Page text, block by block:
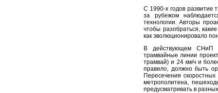
С 1990-х годов развитие
за рубежом
технологии. Авторы
чтобы разобраться,
как эволюционировало
В действующем СНиП
трамвайные линии
трамвай) и 24 км/ч и
правило, должно быть
Пересечения
метрополитена,
предусматривать в